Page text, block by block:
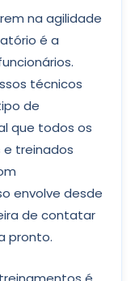
na agilidade
é a
técnicos
de
que todos os
treinados
envolve desde
de contatar
pronto.